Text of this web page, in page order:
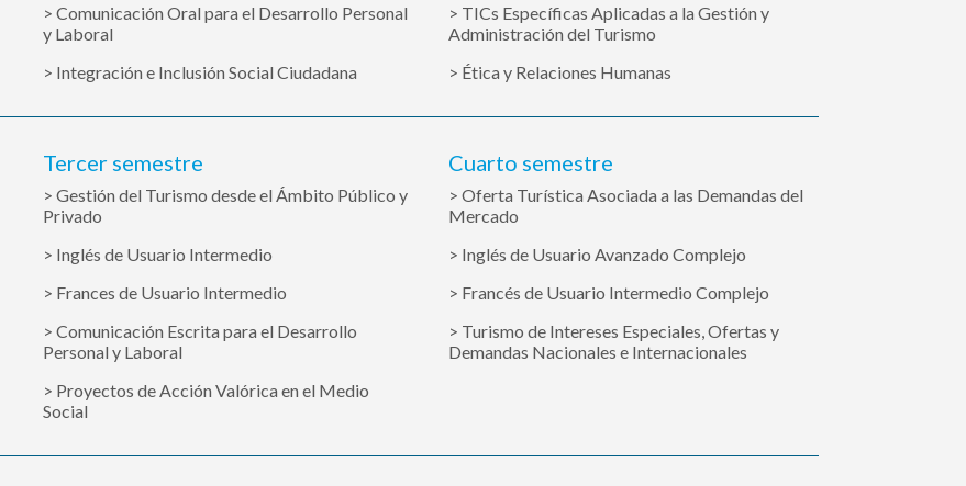
> Comunicación Oral para el Desarrollo Personal
y Laboral
> Integración e Inclusión Social Ciudadana
> TICs Específicas Aplicadas a la Gestión y
Administración del Turismo
> Ética y Relaciones Humanas
Tercer semestre
> Gestión del Turismo desde el Ámbito Público y
Privado
> Inglés de Usuario Intermedio
> Frances de Usuario Intermedio
> Comunicación Escrita para el Desarrollo
Personal y Laboral
> Proyectos de Acción Valórica en el Medio
Social
Cuarto semestre
> Oferta Turística Asociada a las Demandas del
Mercado
> Inglés de Usuario Avanzado Complejo
> Francés de Usuario Intermedio Complejo
> Turismo de Intereses Especiales, Ofertas y
Demandas Nacionales e Internacionales